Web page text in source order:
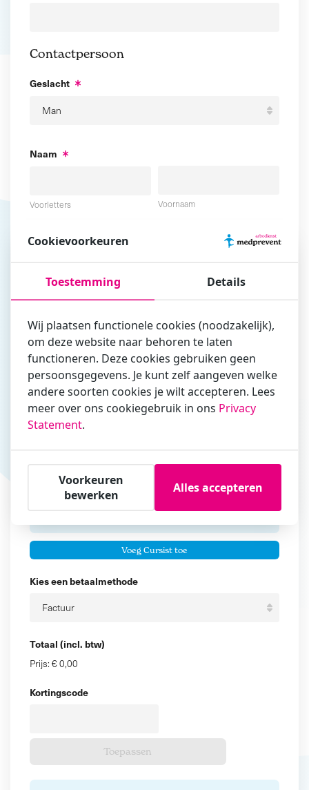
Contactpersoon
Geslacht
Naam
Voorletters Voornaam
Tussenvoegsel Achternaam
E-mailadres
zakelijk/administratief correspondeert
Is de contactpersoon ook een cursist?
Ja
Nee
Cursisten
Voeg cursisten toe
Tussenvoegsel
Voeg Cursist toe
Kies een betaalmethode
Totaal (incl. btw)
Prijs: € 0,00
Kortingscode
Cookievoorkeuren
Toestemming Details
Wij plaatsen functionele cookies (noodzakelijk),
om deze website naar behoren te laten
functioneren. Deze cookies gebruiken geen
persoonsgegevens. Je kunt zelf aangeven welke
andere soorten cookies je wilt accepteren. Lees
meer over ons cookiegebruik in ons Privacy
Statement.
Voorkeuren
bewerken
Alles accepteren